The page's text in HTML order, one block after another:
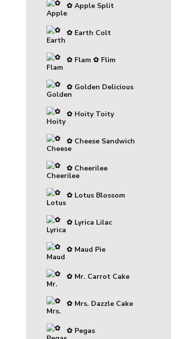
✿ Apple Split
✿ Earth Colt
✿ Flam ✿ Flim
✿ Golden Delicious
✿ Hoity Toity
✿ Cheese Sandwich
✿ Cheerilee
✿ Lotus Blossom
✿ Lyrica Lilac
✿ Maud Pie
✿ Mr. Carrot Cake
✿ Mrs. Dazzle Cake
✿ Pegas